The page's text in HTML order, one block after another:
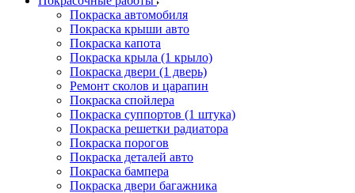
Покраска автомобиля
Покраска крыши авто
Покраска капота
Покраска крыла (1 крыло)
Покраска двери (1 дверь)
Ремонт сколов и царапин
Покраска спойлера
Покраска суппортов (1 штука)
Покраска решетки радиатора
Покраска порогов
Покраска деталей авто
Покраска бампера
Покраска двери багажника